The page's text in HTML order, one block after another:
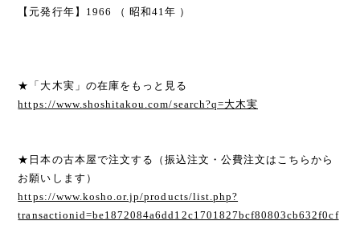
【元発行年】1966 （ 昭和41年 ）
★「大木実」の在庫をもっと見る
https://www.shoshitakou.com/search?q=大木実
★日本の古本屋で注文する（振込注文・公費注文はこちらから
お願いします）
https://www.kosho.or.jp/products/list.php?
transactionid=be1872084a6dd12c1701827bcf80803cb632f0cf